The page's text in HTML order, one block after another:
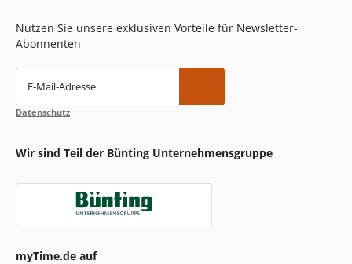
Nutzen Sie unsere exklusiven Vorteile für Newsletter-
Abonnenten
E-Mail-Adresse
Datenschutz
Wir sind Teil der Bünting Unternehmensgruppe
myTime.de auf